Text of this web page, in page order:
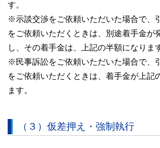
す。
※示談交渉をご依頼いただいた場合で、
をご依頼いただくときは、別途着手金が
し、その着手金は、上記の半額になりま
※民事訴訟をご依頼いただいた場合で、
をご依頼いただくときは、着手金が上記
ます。
（３）仮差押え・強制執行